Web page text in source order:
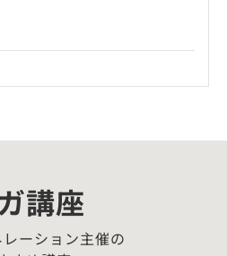
講座
ーション主催の